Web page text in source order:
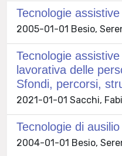
Tecnologie
2005-01-01 Besio,
Tecnologie
lavorativa delle
Sfondi, percorsi,
2021-01-01 Sacchi,
Tecnologie di
2004-01-01 Besio,